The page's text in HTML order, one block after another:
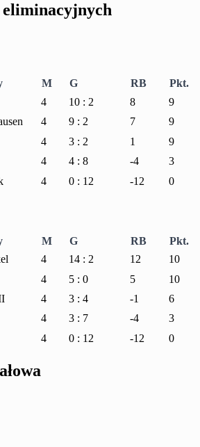
M G RB
Pkt.
4 10 : 2 8
9
4 9 : 2 7
9
4 3 : 2 1
9
4 4 : 8 -4
3
4 0 : 12 -12 0
M G RB
Pkt.
4 14 : 2 12
10
4 5 : 0 5
10
4 3 : 4 -1
6
4 3 : 7 -4
3
4 0 : 12 -12 0